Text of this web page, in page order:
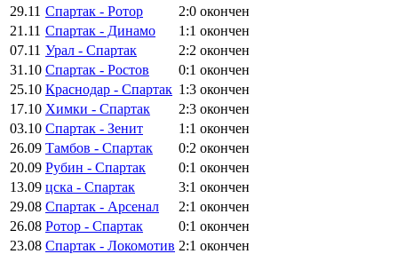
29.11 Спартак - Ротор 2:0 окончен
21.11 Спартак - Динамо 1:1 окончен
07.11 Урал - Спартак 2:2 окончен
31.10 Спартак - Ростов 0:1 окончен
25.10 Краснодар - Спартак 1:3 окончен
17.10 Химки - Спартак 2:3 окончен
03.10 Спартак - Зенит 1:1 окончен
26.09 Тамбов - Спартак 0:2 окончен
20.09 Рубин - Спартак 0:1 окончен
13.09 цска - Спартак 3:1 окончен
29.08 Спартак - Арсенал 2:1 окончен
26.08 Ротор - Спартак 0:1 окончен
23.08 Спартак - Локомотив 2:1 окончен